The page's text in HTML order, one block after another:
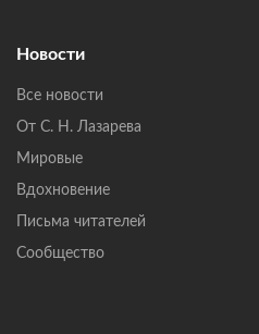
Новости
Все новости
От С. Н. Лазарева
Мировые
Вдохновение
Письма читателей
Сообщество